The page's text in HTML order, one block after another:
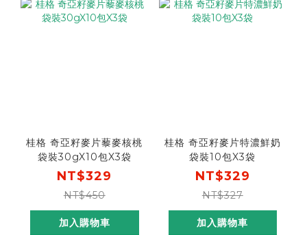
桂格 奇亞籽麥片藜麥核桃
袋裝30gX10包X3袋
NT$329
NT$450
加入購物車
桂格 奇亞籽麥片特濃鮮奶
袋裝10包X3袋
NT$329
NT$327
加入購物車